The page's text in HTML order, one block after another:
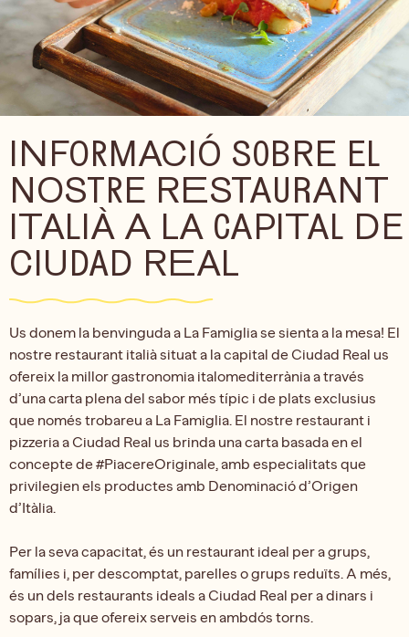
INFORMACIÓ SOBRE EL
NOSTRE RESTAURANT
ITALIÀ A LA CAPITAL DE
CIUDAD REAL
Us donem la benvinguda a La Famiglia se sienta a la mesa! El
nostre restaurant italià situat a la capital de Ciudad Real us
ofereix la millor gastronomia italomediterrània a través
d’una carta plena del sabor més típic i de plats exclusius
que només trobareu a La Famiglia. El nostre restaurant i
pizzeria a Ciudad Real us brinda una carta basada en el
concepte de #PiacereOriginale, amb especialitats que
privilegien els productes amb Denominació d’Origen
d’Itàlia.
Per la seva capacitat, és un restaurant ideal per a grups,
famílies i, per descomptat, parelles o grups reduïts. A més,
és un dels restaurants ideals a Ciudad Real per a dinars i
sopars, ja que ofereix serveis en ambdós torns.